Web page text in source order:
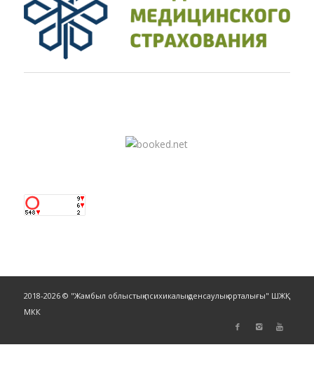
2018-2026 © "Жамбыл облыстық психикалық денсаулық орталығы" ШЖҚ
МКК